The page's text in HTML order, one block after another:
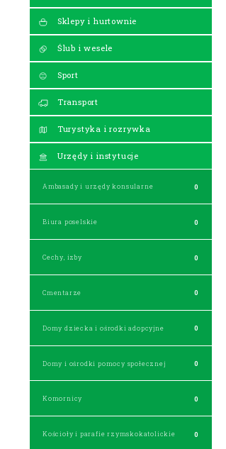
Sklepy i hurtownie
Ślub i wesele
Sport
Transport
Turystyka i rozrywka
Urzędy i instytucje
Ambasady i urzędy konsularne 0
Biura poselskie 0
Cechy, izby 0
Cmentarze 0
Domy dziecka i ośrodki adopcyjne 0
Domy i ośrodki pomocy społecznej 0
Komornicy 0
Kościoły i parafie rzymskokatolickie 0